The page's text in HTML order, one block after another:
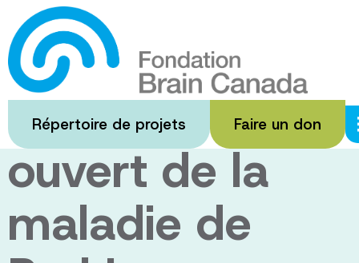
Passer
au
contenu
principal
Répertoire de projets Faire un don
Le Réseau
canadien
ouvert de la
maladie de